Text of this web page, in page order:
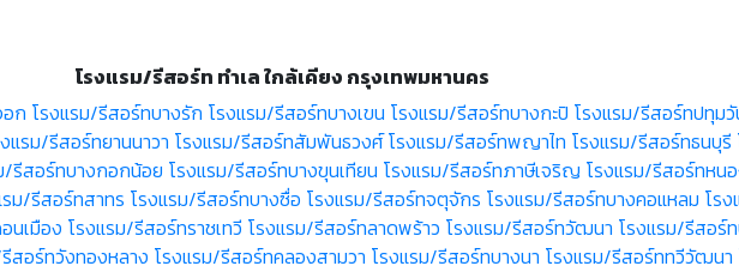
โรงแรม/รีสอร์ท ทำเล ใกล้เคียง กรุงเทพมหานคร
ก โรงแรม/รีสอร์ทบางรัก โรงแรม/รีสอร์ทบางเขน โรงแรม/รีสอร์ทบางกะปิ โรงแรม/รีสอร์ทปทุม
แรม/รีสอร์ทยานนาวา โรงแรม/รีสอร์ทสัมพันธวงศ์ โรงแรม/รีสอร์ทพญาไท โรงแรม/รีสอร์ทธนบุรี
/รีสอร์ทบางกอกน้อย โรงแรม/รีสอร์ทบางขุนเทียน โรงแรม/รีสอร์ทภาษีเจริญ โรงแรม/รีสอร์ทหน
รม/รีสอร์ทสาทร โรงแรม/รีสอร์ทบางซื่อ โรงแรม/รีสอร์ทจตุจักร โรงแรม/รีสอร์ทบางคอแหลม โร
นเมือง โรงแรม/รีสอร์ทราชเทวี โรงแรม/รีสอร์ทลาดพร้าว โรงแรม/รีสอร์ทวัฒนา โรงแรม/รีสอร์
สอร์ทวังทองหลาง โรงแรม/รีสอร์ทคลองสามวา โรงแรม/รีสอร์ทบางนา โรงแรม/รีสอร์ททวีวัฒนา